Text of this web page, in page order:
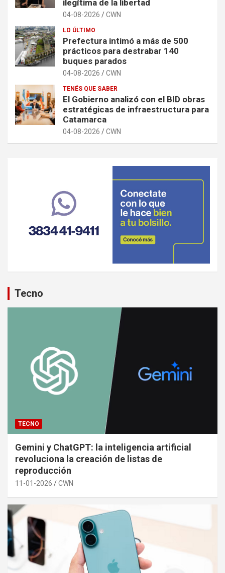
ilegítima de la libertad
04-08-2026 CWN
LO ÚLTIMO
Prefectura intimó a más de 500
prácticos para destrabar 140
buques parados
04-08-2026 CWN
TENÉS QUE SABER
El Gobierno analizó con el BID obras
estratégicas de infraestructura para
Catamarca
04-08-2026 CWN
Tecno
TECNO
Gemini y ChatGPT: la inteligencia artificial
revoluciona la creación de listas de
reproducción
11-01-2026 CWN